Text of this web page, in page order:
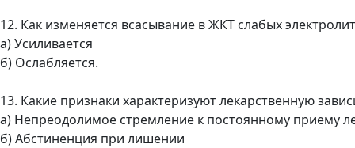
12. Как изменяется всасывание в ЖКТ слабых
а) Усиливается
б) Ослабляется.
13. Какие признаки характеризуют лекарственную
а) Непреодолимое стремление к постоянному приему
б) Абстиненция при лишении